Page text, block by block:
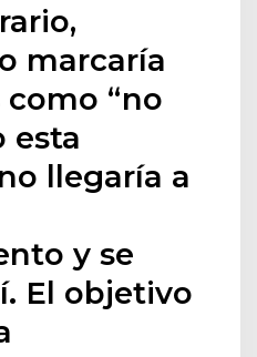
marcaría
“no
esta
llegaría a
y se
El objetivo